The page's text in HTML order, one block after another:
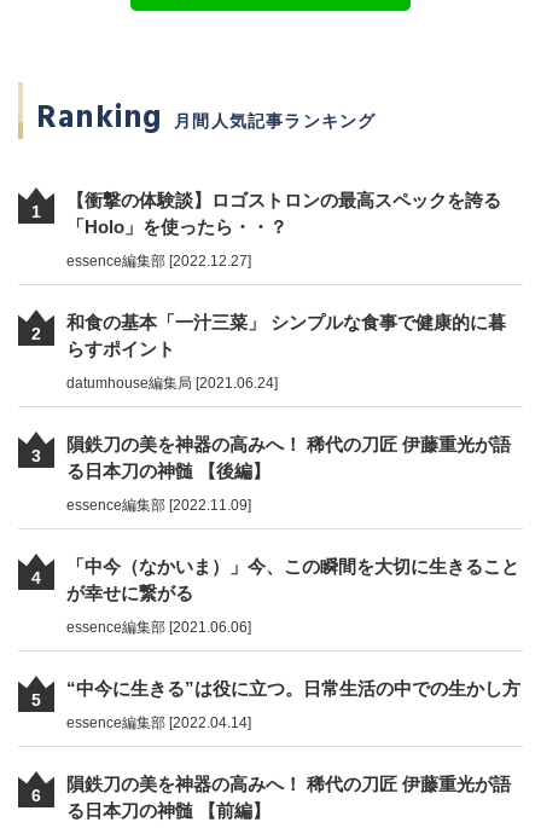
Ranking 月間人気記事ランキング
1
【衝撃の体験談】ロゴストロンの最高スペックを誇る
「Holo」を使ったら・・？
essence編集部 [2022.12.27]
2
和食の基本「一汁三菜」 シンプルな食事で健康的に暮
らすポイント
datumhouse編集局 [2021.06.24]
3
隕鉄刀の美を神器の高みへ！ 稀代の刀匠 伊藤重光が語
る日本刀の神髄 【後編】
essence編集部 [2022.11.09]
4
「中今（なかいま）」今、この瞬間を大切に生きること
が幸せに繋がる
essence編集部 [2021.06.06]
5
“中今に生きる”は役に立つ。日常生活の中での生かし方
essence編集部 [2022.04.14]
6
隕鉄刀の美を神器の高みへ！ 稀代の刀匠 伊藤重光が語
る日本刀の神髄 【前編】